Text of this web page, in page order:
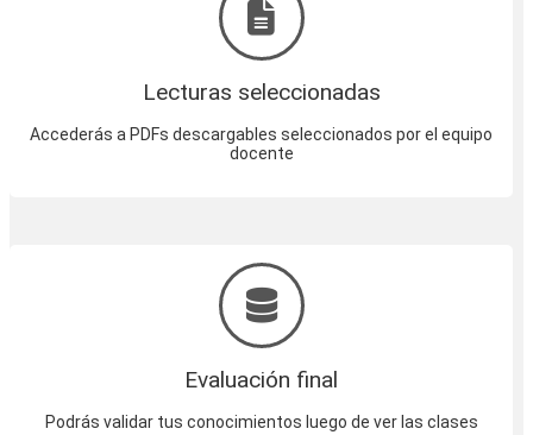
Lecturas seleccionadas
Accederás a PDFs descargables seleccionados por el equipo
docente
Evaluación final
Podrás validar tus conocimientos luego de ver las clases